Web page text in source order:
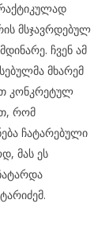
მსჯავრდებულ
ჩვენ ამ
მხარემ
კონკრეტულ
რომ
ჩატარებული
მას ეს